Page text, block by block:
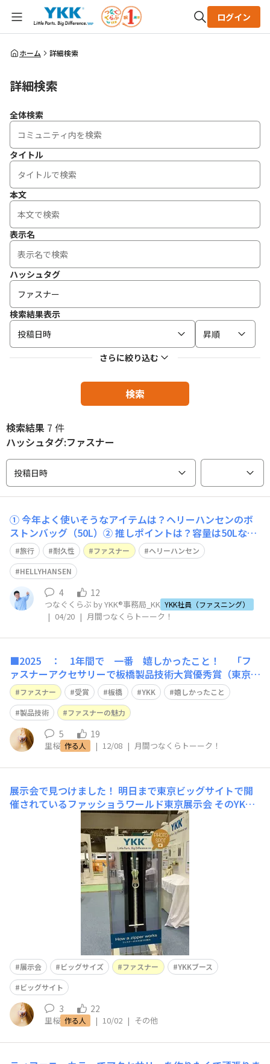
全体検索
ログイン
ホーム 詳細検索
詳細検索
全体検索
タイトル
本文
表示名
ハッシュタグ
検索結果表示
投稿日時
昇順
さらに絞り込む
検索
検索結果 7 件
ハッシュタグ:ファスナー
投稿日時
① 今年よく使いそうなアイテムは？ヘリーハンセンのボ
ストンバッグ（50L）② 推しポイントは？容量は50Lなの
に、重さはわずか1.3kg！旅が趣味で、バックパッカー時
代は「機内持ち込み7kg制限」の中で長期旅行もしてきた
ので、鞄の軽さはかなり重要視しています。この10年で、
この鞄と一緒に20カ国くら
旅行 耐久性 ファスナー
ヘリーハンセン
HELLYHANSEN
4 12
つなぐくらぶ by YKK®事務局_KK YKK社員（ファスニング）
| 04/20 | 月間つなくらトーーク！
■2025 ： 1年間で 一番 嬉しかったこと！ 「フ
ァスナーアクセサリーで板橋製品技術大賞優秀賞（東京商
工会議所板橋支部賞）を受賞したこと！ ■一番のわくわ
くポイントは！？ ファスナーアクセサリーを製作してき
て、デザインで受賞したことはありましたが、製品技術と
して認められたことが本当に嬉し
ファスナー 受賞 板橋 YKK
嬉しかったこと
製品技術
ファスナーの魅力
5 19
里桜 作る人 | 12/08 | 月間つなくらトーーク！
展示会で見つけました！ 明日まで東京ビッグサイトで開
催されているファッショうワールド東京展示会 そのYKK
さんのブースでphoto spotの大きなファスナーを発
見！！！ こんな大きなファスナーが作れるんだーと感動
しました。 なんかご利益有りそうな気がします笑 是非
実物を見に行って
展示会 ビッグサイズ ファスナー
YKKブース
ビッグサイト
3 22
里桜 作る人 | 10/02 | その他